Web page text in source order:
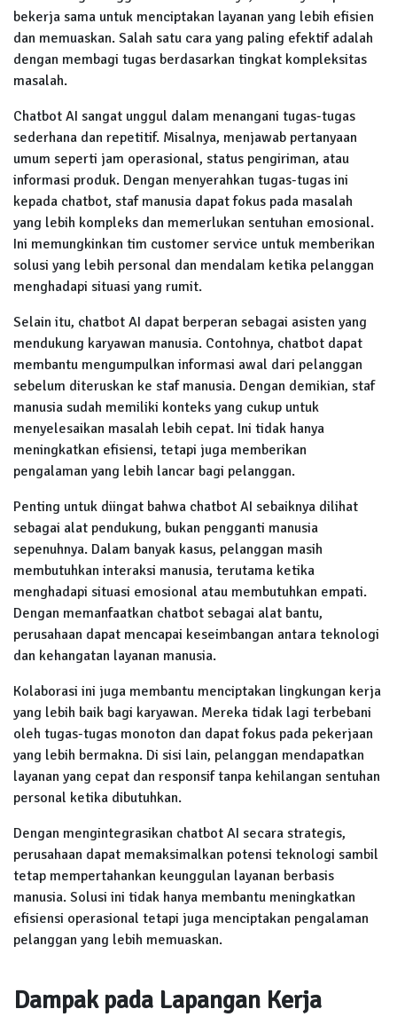
bekerja sama untuk menciptakan layanan yang lebih efisien
dan memuaskan. Salah satu cara yang paling efektif adalah
dengan membagi tugas berdasarkan tingkat kompleksitas
masalah.
Chatbot AI sangat unggul dalam menangani tugas-tugas
sederhana dan repetitif. Misalnya, menjawab pertanyaan
umum seperti jam operasional, status pengiriman, atau
informasi produk. Dengan menyerahkan tugas-tugas ini
kepada chatbot, staf manusia dapat fokus pada masalah
yang lebih kompleks dan memerlukan sentuhan emosional.
Ini memungkinkan tim customer service untuk memberikan
solusi yang lebih personal dan mendalam ketika pelanggan
menghadapi situasi yang rumit.
Selain itu, chatbot AI dapat berperan sebagai asisten yang
mendukung karyawan manusia. Contohnya, chatbot dapat
membantu mengumpulkan informasi awal dari pelanggan
sebelum diteruskan ke staf manusia. Dengan demikian, staf
manusia sudah memiliki konteks yang cukup untuk
menyelesaikan masalah lebih cepat. Ini tidak hanya
meningkatkan efisiensi, tetapi juga memberikan
pengalaman yang lebih lancar bagi pelanggan.
Penting untuk diingat bahwa chatbot AI sebaiknya dilihat
sebagai alat pendukung, bukan pengganti manusia
sepenuhnya. Dalam banyak kasus, pelanggan masih
membutuhkan interaksi manusia, terutama ketika
menghadapi situasi emosional atau membutuhkan empati.
Dengan memanfaatkan chatbot sebagai alat bantu,
perusahaan dapat mencapai keseimbangan antara teknologi
dan kehangatan layanan manusia.
Kolaborasi ini juga membantu menciptakan lingkungan kerja
yang lebih baik bagi karyawan. Mereka tidak lagi terbebani
oleh tugas-tugas monoton dan dapat fokus pada pekerjaan
yang lebih bermakna. Di sisi lain, pelanggan mendapatkan
layanan yang cepat dan responsif tanpa kehilangan sentuhan
personal ketika dibutuhkan.
Dengan mengintegrasikan chatbot AI secara strategis,
perusahaan dapat memaksimalkan potensi teknologi sambil
tetap mempertahankan keunggulan layanan berbasis
manusia. Solusi ini tidak hanya membantu meningkatkan
efisiensi operasional tetapi juga menciptakan pengalaman
pelanggan yang lebih memuaskan.
Dampak pada Lapangan Kerja